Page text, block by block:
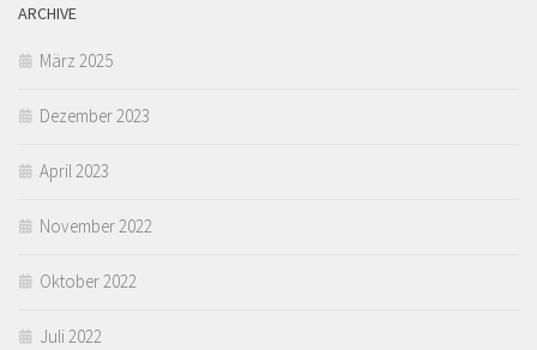
ARCHIVE
März 2025
Dezember 2023
April 2023
November 2022
Oktober 2022
Juli 2022